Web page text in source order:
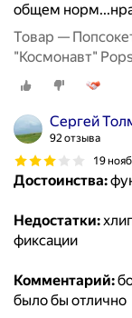
общем
Товар —
"Космонавт"
Сергей
92 отзыва
19
Достоинства:
Недостатки:
фиксации
Комментарий:
было бы отлично